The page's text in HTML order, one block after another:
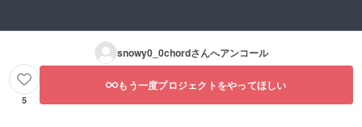
snowy0_0chordさんへアンコール
5
もう一度プロジェクトをやってほしい